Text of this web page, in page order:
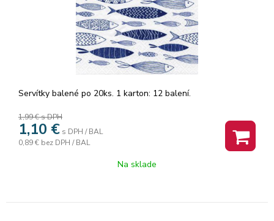
Servítky balené po 20ks. 1 karton: 12 balení.
1,99 €s DPH
1,10 € s DPH / BAL
0,89 € bez DPH / BAL
Na sklade